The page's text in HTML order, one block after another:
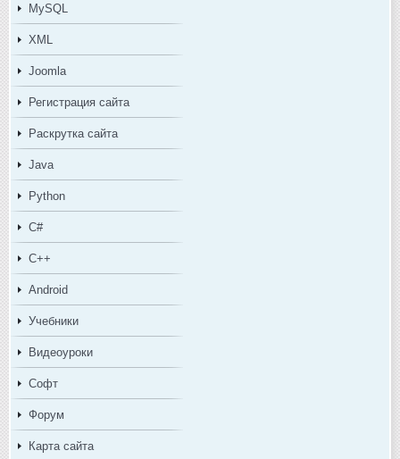
MySQL
XML
Joomla
Регистрация сайта
Раскрутка сайта
Java
Python
C#
C++
Android
Учебники
Видеоуроки
Софт
Форум
Карта сайта